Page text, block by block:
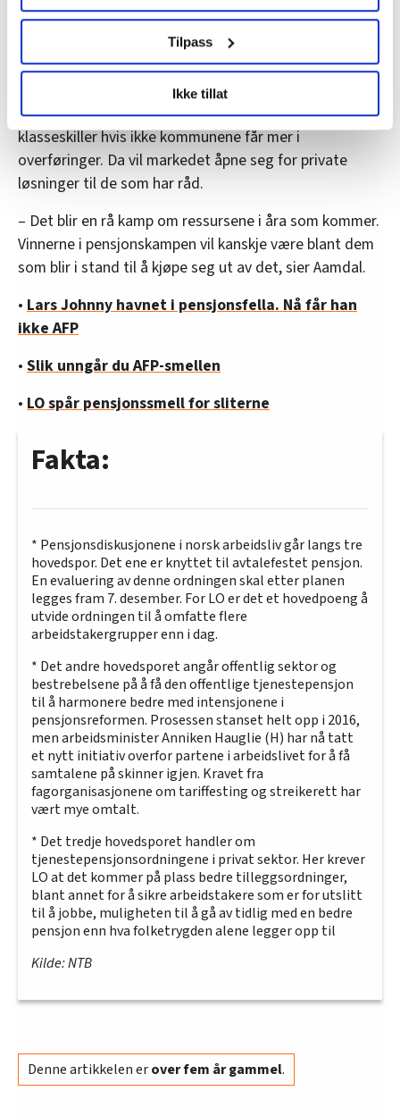
brukes. Du kan hele tiden endre eller trekke tilbake ditt
samtykke fra erklæringen om informasjonskapsler.
LO Medias publikasjoner frifagbevegelse.no, hk-nytt.no
og fontene.no bruker informasjonskapsler (cookies) for å
lære hvordan våre nettsider blir brukt slik at vi tilby
relevant innhold, tilpassede annonser og utarbeide
statistikk.
Vi deler bare informasjon om hvordan du bruker
innenfor analyse og annonsering. Disse er angitt i
oversikten lengre ned på denne siden.
Tilpass
Ikke tillat
Rå kamp i åra som kommer
I dag er Aamdal engasjert i kampen om
eldreomsorgen, der han mener det vil bli store
klasseskiller hvis ikke kommunene får mer i
overføringer. Da vil markedet åpne seg for private
løsninger til de som har råd.
– Det blir en rå kamp om ressursene i åra som kommer.
Vinnerne i pensjonskampen vil kanskje være blant dem
som blir i stand til å kjøpe seg ut av det, sier Aamdal.
• Lars Johnny havnet i pensjonsfella. Nå får han
ikke AFP
• Slik unngår du AFP-smellen
• LO spår pensjonssmell for sliterne
Fakta:
* Pensjonsdiskusjonene i norsk arbeidsliv går langs tre
hovedspor. Det ene er knyttet til avtalefestet pensjon.
En evaluering av denne ordningen skal etter planen
legges fram 7. desember. For LO er det et hovedpoeng å
utvide ordningen til å omfatte flere
arbeidstakergrupper enn i dag.
* Det andre hovedsporet angår offentlig sektor og
bestrebelsene på å få den offentlige tjenestepensjon
til å harmonere bedre med intensjonene i
pensjonsreformen. Prosessen stanset helt opp i 2016,
men arbeidsminister Anniken Hauglie (H) har nå tatt
et nytt initiativ overfor partene i arbeidslivet for å få
samtalene på skinner igjen. Kravet fra
fagorganisasjonene om tariffesting og streikerett har
vært mye omtalt.
* Det tredje hovedsporet handler om
tjenestepensjonsordningene i privat sektor. Her krever
LO at det kommer på plass bedre tilleggsordninger,
blant annet for å sikre arbeidstakere som er for utslitt
til å jobbe, muligheten til å gå av tidlig med en bedre
pensjon enn hva folketrygden alene legger opp til
Kilde: NTB
Denne artikkelen erover fem år gammel.